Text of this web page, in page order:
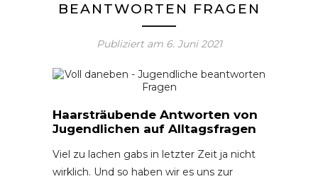
BEANTWORTEN FRAGEN
Publiziert am 6. Juni 2021
Haarsträubende Antworten von
Jugendlichen auf Alltagsfragen
Viel zu lachen gabs in letzter Zeit ja nicht
wirklich. Und so haben wir es uns zur